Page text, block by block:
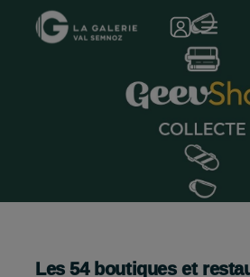
Les54boutiques et